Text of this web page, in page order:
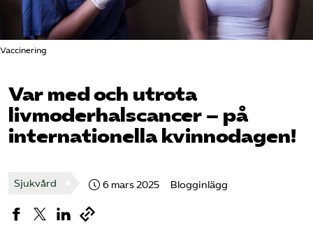
Om oss
Mina sidor
Vaccinering
Var med och utrota
livmoderhalscancer – på
internationella kvinno­dagen!
Sjukvård 6 mars 2025 Blogginlägg